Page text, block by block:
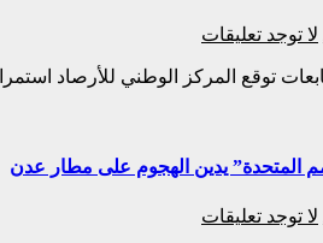
لا توجد تعليقات
توقع المركز الوطني للأرصاد
المتحدة” يدين الهجوم على مطار عدن
لا توجد تعليقات